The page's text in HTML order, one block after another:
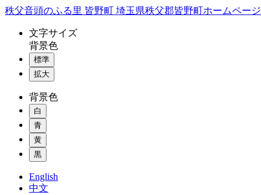
コ
秩父音頭のふる里 皆野町 埼玉県秩父郡皆野町ホームページ
文字サイズ
背景色
標準
拡大
背景色
白
青
黄
黒
English
中文